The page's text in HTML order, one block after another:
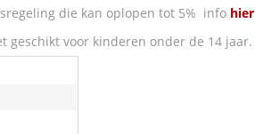
die kan oplopen tot 5% info hier
geschikt voor kinderen onder de 14 jaar.